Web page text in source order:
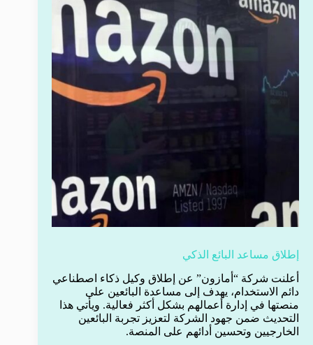
إطلاق مساعد البائع الذكي
أعلنت شركة “أمازون” عن إطلاق وكيل ذكاء اصطناعي
دائم الاستخدام، يهدف إلى مساعدة البائعين على
منصتها في إدارة أعمالهم بشكل أكثر فعالية. ويأتي هذا
التحديث ضمن جهود الشركة لتعزيز تجربة البائعين
الخارجيين وتحسين أدائهم على المنصة.